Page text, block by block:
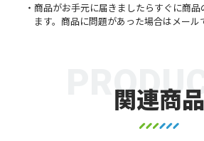
商品がお手元に届きましたらすぐに商
ます。商品に問題があった場合はメール
関連商品